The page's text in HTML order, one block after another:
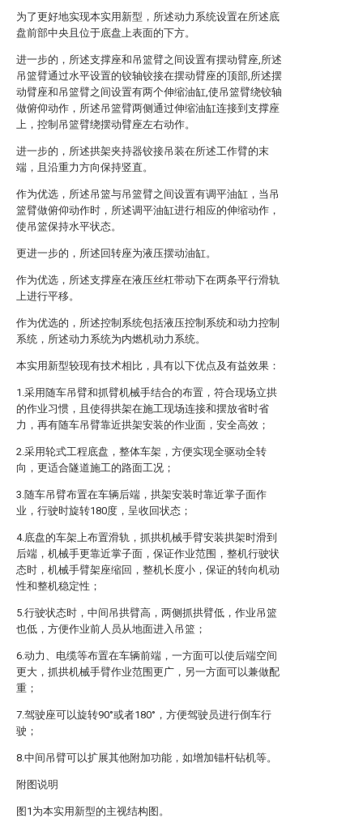
为了更好地实现本实用新型，所述动力系统设置在所述底
盘前部中央且位于底盘上表面的下方。
进一步的，所述支撑座和吊篮臂之间设置有摆动臂座,所述
吊篮臂通过水平设置的铰轴铰接在摆动臂座的顶部,所述摆
动臂座和吊篮臂之间设置有两个伸缩油缸,使吊篮臂绕铰轴
做俯仰动作，所述吊篮臂两侧通过伸缩油缸连接到支撑座
上，控制吊篮臂绕摆动臂座左右动作。
进一步的，所述拱架夹持器铰接吊装在所述工作臂的末
端，且沿重力方向保持竖直。
作为优选，所述吊篮与吊篮臂之间设置有调平油缸，当吊
篮臂做俯仰动作时，所述调平油缸进行相应的伸缩动作，
使吊篮保持水平状态。
更进一步的，所述回转座为液压摆动油缸。
作为优选，所述支撑座在液压丝杠带动下在两条平行滑轨
上进行平移。
作为优选的，所述控制系统包括液压控制系统和动力控制
系统，所述动力系统为内燃机动力系统。
本实用新型较现有技术相比，具有以下优点及有益效果：
1.采用随车吊臂和抓臂机械手结合的布置，符合现场立拱
的作业习惯，且使得拱架在施工现场连接和摆放省时省
力，再有随车吊臂靠近拱架安装的作业面，安全高效；
2.采用轮式工程底盘，整体车架，方便实现全驱动全转
向，更适合隧道施工的路面工况；
3.随车吊臂布置在车辆后端，拱架安装时靠近掌子面作
业，行驶时旋转180度，呈收回状态；
4.底盘的车架上布置滑轨，抓拱机械手臂安装拱架时滑到
后端，机械手更靠近掌子面，保证作业范围，整机行驶状
态时，机械手臂架座缩回，整机长度小，保证的转向机动
性和整机稳定性；
5.行驶状态时，中间吊拱臂高，两侧抓拱臂低，作业吊篮
也低，方便作业前人员从地面进入吊篮；
6.动力、电缆等布置在车辆前端，一方面可以使后端空间
更大，抓拱机械手臂作业范围更广，另一方面可以兼做配
重；
7.驾驶座可以旋转90°或者180°，方便驾驶员进行倒车行
驶；
8.中间吊臂可以扩展其他附加功能，如增加锚杆钻机等。
附图说明
图1为本实用新型的主视结构图。